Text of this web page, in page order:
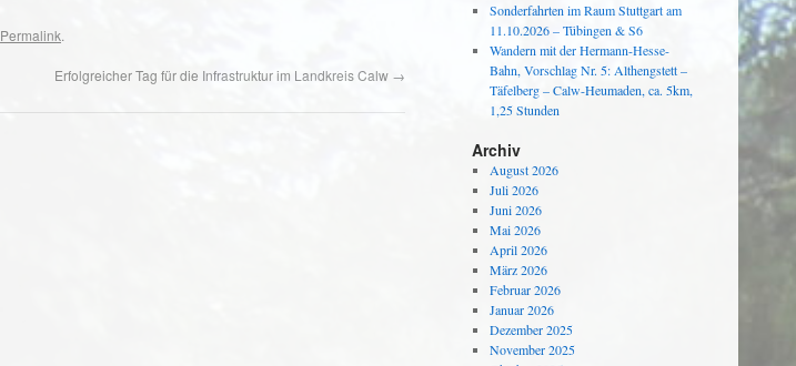
Permalink.
Erfolgreicher Tag für die Infrastruktur im Landkreis Calw →
Sonderfahrten im Raum Stuttgart am
11.10.2026 – Tübingen & S6
Wandern mit der Hermann-Hesse-
Bahn, Vorschlag Nr. 5: Althengstett –
Täfelberg – Calw-Heumaden, ca. 5km,
1,25 Stunden
Archiv
August 2026
Juli 2026
Juni 2026
Mai 2026
April 2026
März 2026
Februar 2026
Januar 2026
Dezember 2025
November 2025